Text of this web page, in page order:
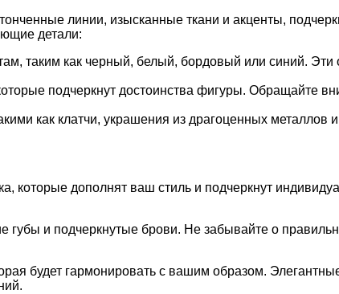
линии, изысканные ткани и акценты,
детали:
таким как черный, белый, бордовый или синий. Эти
подчеркнут достоинства фигуры. Обращайте
как клатчи, украшения из драгоценных металлов
которые дополнят ваш стиль и подчеркнут
губы и подчеркнутые брови. Не забывайте о
будет гармонировать с вашим образом.